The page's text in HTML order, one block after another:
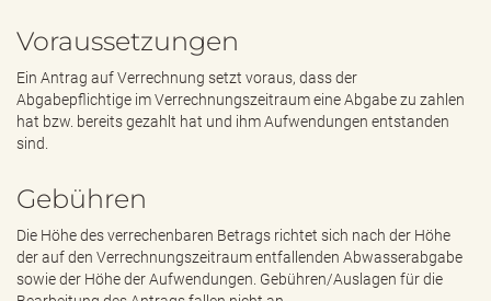
Voraussetzungen
Ein Antrag auf Verrechnung setzt voraus, dass der
Abgabepflichtige im Verrechnungszeitraum eine Abgabe zu zahlen
hat bzw. bereits gezahlt hat und ihm Aufwendungen entstanden
sind.
Gebühren
Die Höhe des verrechenbaren Betrags richtet sich nach der Höhe
der auf den Verrechnungszeitraum entfallenden Abwasserabgabe
sowie der Höhe der Aufwendungen. Gebühren/Auslagen für die